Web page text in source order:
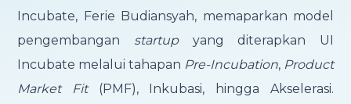
Incubate, Ferie Budiansyah, memaparkan model
pengembangan startup yang diterapkan UI
Incubate melalui tahapan Pre-Incubation, Product
Market Fit(PMF), Inkubasi, hingga Akselerasi.